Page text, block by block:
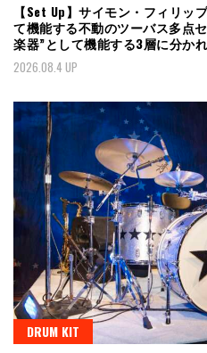
【Set Up】サイモン・フィリッ
て機能する不動のツーバス多点
楽器”として機能する3層に分か
2026.08.4 UP
DRUM KIT